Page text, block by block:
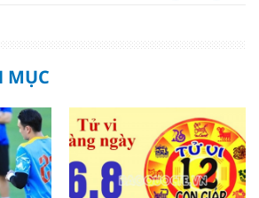
MỤC